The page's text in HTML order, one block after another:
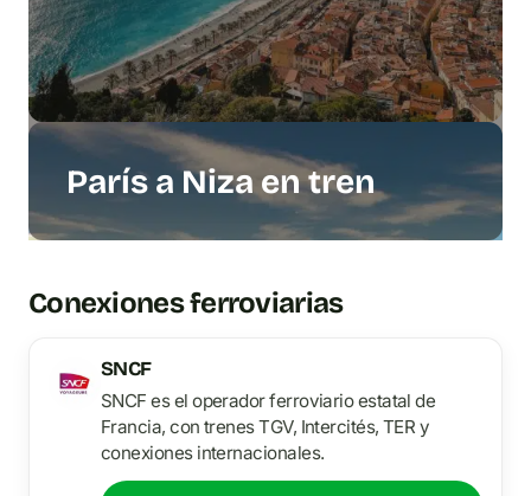
París a Niza en tren
Conexiones ferroviarias
SNCF
SNCF es el operador ferroviario estatal de
Francia, con trenes TGV, Intercités, TER y
conexiones internacionales.